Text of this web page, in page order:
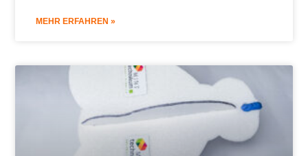
MEHR ERFAHREN »